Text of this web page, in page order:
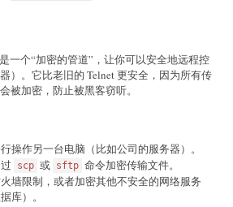
一个“加密的管道”，让你可以安全地远程控
）。它比老旧的 Telnet 更安全，因为所有传
被加密，防止被黑客窃听。
操作另一台电脑（比如公司的服务器）。
scp 或 sftp 命令加密传输文件。
火墙限制，或者加密其他不安全的网络服务
库）。